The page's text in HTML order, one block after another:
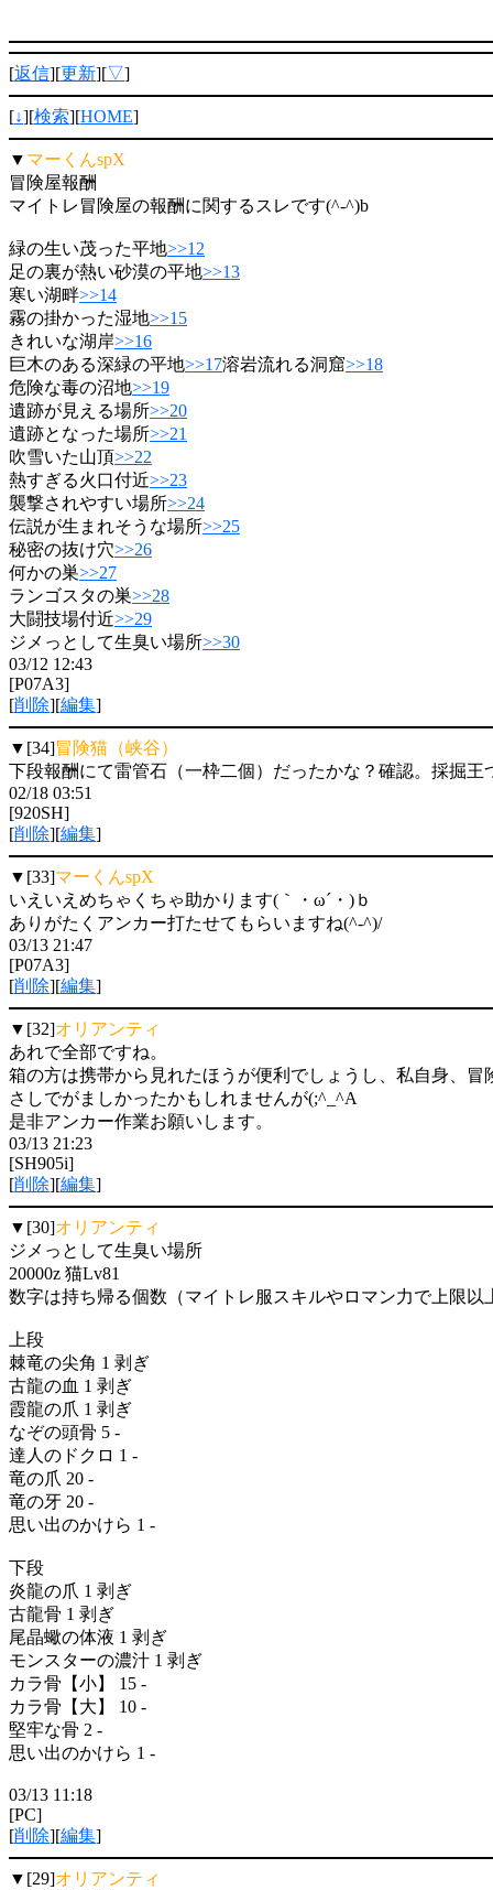
[返信][更新][▽]
[↓][検索][HOME]
▼ マーくんspX
冒険屋報酬
マイトレ冒険屋の報酬に関するスレです(^-^)b
緑の生い茂った平地>>12
足の裏が熱い砂漠の平地>>13
寒い湖畔>>14
霧の掛かった湿地>>15
きれいな湖岸>>16
巨木のある深緑の平地>>17溶岩流れる洞窟>>18
危険な毒の沼地>>19
遺跡が見える場所>>20
遺跡となった場所>>21
吹雪いた山頂>>22
熱すぎる火口付近>>23
襲撃されやすい場所>>24
伝説が生まれそうな場所>>25
秘密の抜け穴>>26
何かの巣>>27
ランゴスタの巣>>28
大闘技場付近>>29
ジメっとして生臭い場所>>30
03/12 12:43
[P07A3]
[削除][編集]
▼[34]冒険猫（峡谷）
下段報酬にて雷管石（一枠二個）だったかな？確認。採掘
02/18 03:51
[920SH]
[削除][編集]
▼[33]マーくんspX
いえいえめちゃくちゃ助かります(｀・ω´・)ｂ
ありがたくアンカー打たせてもらいますね(^-^)/
03/13 21:47
[P07A3]
[削除][編集]
▼[32]オリアンティ
あれで全部ですね。
箱の方は携帯から見れたほうが便利でしょうし、私自身、冒
さしでがましかったかもしれませんが(;^_^A
是非アンカー作業お願いします。
03/13 21:23
[SH905i]
[削除][編集]
▼[30]オリアンティ
ジメっとして生臭い場所
20000z 猫Lv81
数字は持ち帰る個数（マイトレ服スキルやロマン力で上限以
上段
棘竜の尖角 1 剥ぎ
古龍の血 1 剥ぎ
霞龍の爪 1 剥ぎ
なぞの頭骨 5 -
達人のドクロ 1 -
竜の爪 20 -
竜の牙 20 -
思い出のかけら 1 -
下段
炎龍の爪 1 剥ぎ
古龍骨 1 剥ぎ
尾晶蠍の体液 1 剥ぎ
モンスターの濃汁 1 剥ぎ
カラ骨【小】 15 -
カラ骨【大】 10 -
堅牢な骨 2 -
思い出のかけら 1 -
03/13 11:18
[PC]
[削除][編集]
▼[29]オリアンティ